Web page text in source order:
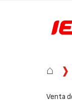
⌂
Venta